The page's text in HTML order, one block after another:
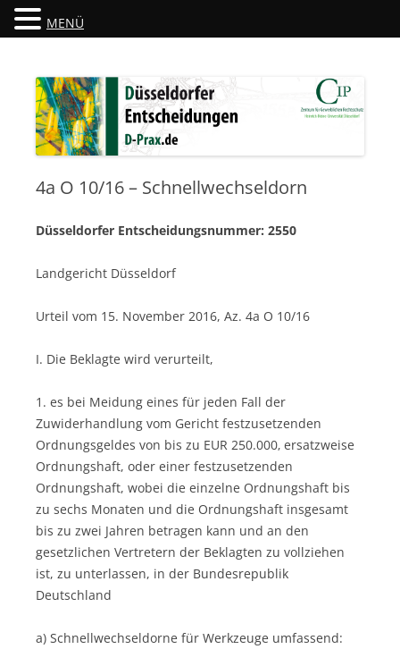
Düsseldorfer Entscheidungen
4a O 10/16 – Schnellwechseldorn
Düsseldorfer Entscheidungsnummer: 2550
Landgericht Düsseldorf
Urteil vom 15. November 2016, Az. 4a O 10/16
I. Die Beklagte wird verurteilt,
1. es bei Meidung eines für jeden Fall der
Zuwiderhandlung vom Gericht festzusetzenden
Ordnungsgeldes von bis zu EUR 250.000‚ ersatzweise
Ordnungshaft, oder einer festzusetzenden
Ordnungshaft, wobei die einzelne Ordnungshaft bis
zu sechs Monaten und die Ordnungshaft insgesamt
bis zu zwei Jahren betragen kann und an den
gesetzlichen Vertretern der Beklagten zu vollziehen
ist, zu unterlassen, in der Bundesrepublik
Deutschland
a) Schnellwechseldorne für Werkzeuge umfassend:
MENÜ